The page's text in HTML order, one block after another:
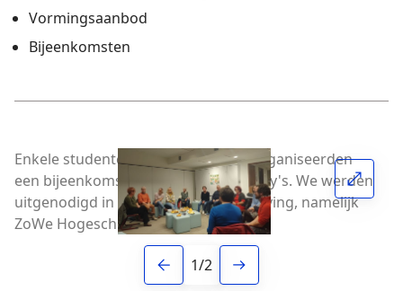
Vormingsaanbod
Bijeenkomsten
Enkele studenten verpleegdkunde organiseerden
een bijeenkomst voor de babbelbuddy's. We werden
uitgenodigd in hun vetrouwde omgeving, namelijk
ZoWe Hogeschool.
1/2